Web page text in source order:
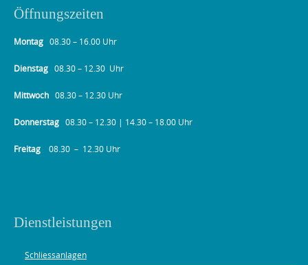
Öffnungszeiten
Montag 08.30 – 16.00 Uhr
Dienstag 08.30 – 12.30 Uhr
Mittwoch 08.30 – 12.30 Uhr
Donnerstag 08.30 – 12.30 | 14.30 – 18.00 Uhr
Freitag 08.30 – 12.30 Uhr
Dienstleistungen
Schliessanlagen